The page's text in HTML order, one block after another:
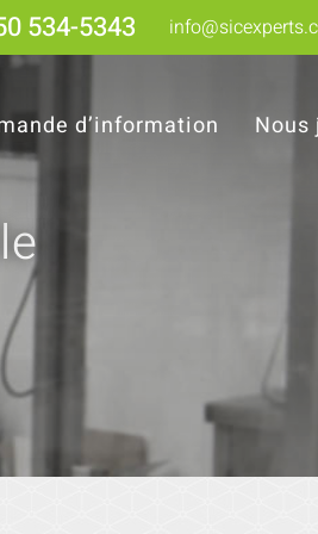
534-5343
d’information Nous